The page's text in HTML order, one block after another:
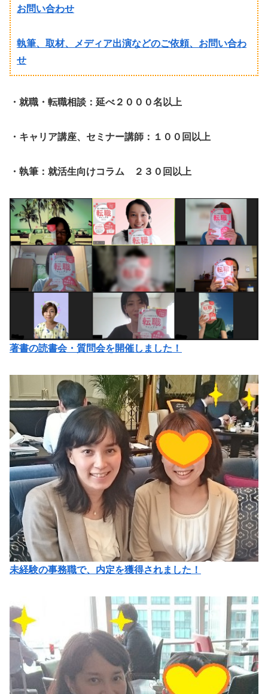
お問い合わせ
執筆、取材、メディア出演などのご依頼、お問い合わ
せ
・就職・転職相談：延べ２０００名以上
・キャリア講座、セミナー講師：１００回以上
・執筆：就活生向けコラム ２３０回以上
著書の読書会・質問会を開催しました！
未経験の事務職で、内定を獲得されました！